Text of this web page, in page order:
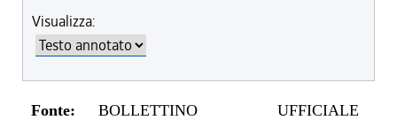
Visualizza:
Fonte:
BOLLETTINO UFFICIALE